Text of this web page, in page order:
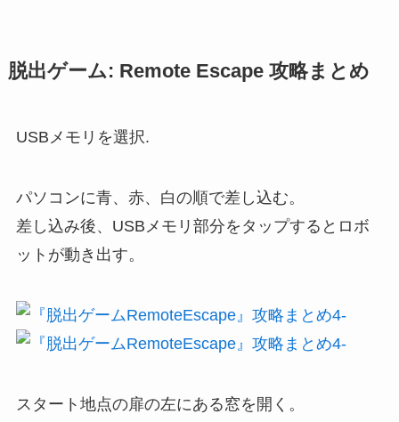
脱出ゲーム: Remote Escape 攻略まとめ
USBメモリを選択.
パソコンに青、赤、白の順で差し込む。
差し込み後、USBメモリ部分をタップするとロボ
ットが動き出す。
スタート地点の扉の左にある窓を開く。